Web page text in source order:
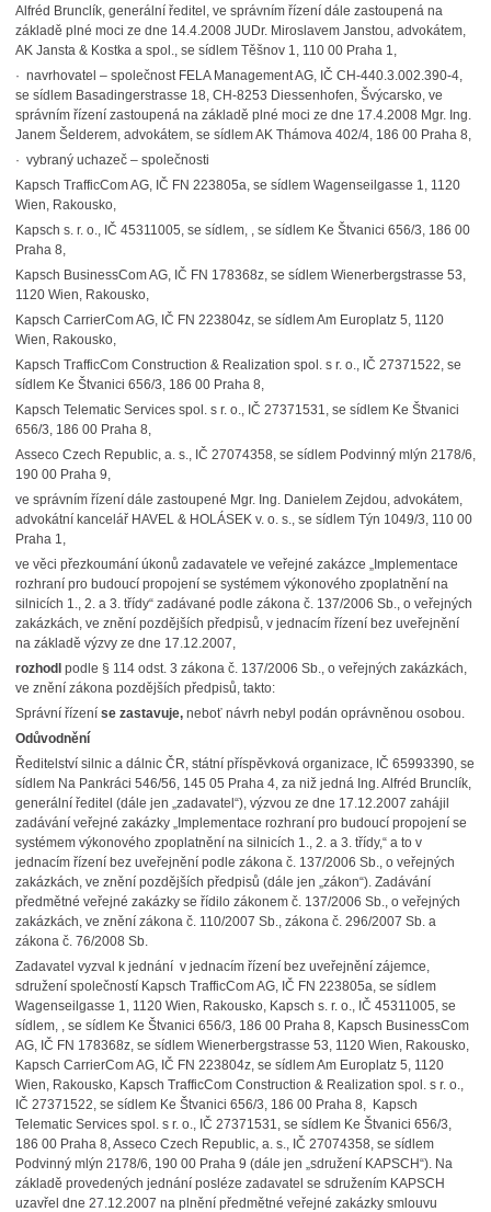
Alfréd Brunclík, generální ředitel, ve správním řízení dále zastoupená na
základě plné moci ze dne 14.4.2008 JUDr. Miroslavem Janstou, advokátem,
AK Jansta & Kostka a spol., se sídlem Těšnov 1, 110 00 Praha 1,
· navrhovatel – společnost FELA Management AG, IČ CH-440.3.002.390-4,
se sídlem Basadingerstrasse 18, CH-8253 Diessenhofen, Švýcarsko, ve
správním řízení zastoupená na základě plné moci ze dne 17.4.2008 Mgr. Ing.
Janem Šelderem, advokátem, se sídlem AK Thámova 402/4, 186 00 Praha 8,
· vybraný uchazeč – společnosti
Kapsch TrafficCom AG, IČ FN 223805a, se sídlem Wagenseilgasse 1, 1120
Wien, Rakousko,
Kapsch s. r. o., IČ 45311005, se sídlem, , se sídlem Ke Štvanici 656/3, 186 00
Praha 8,
Kapsch BusinessCom AG, IČ FN 178368z, se sídlem Wienerbergstrasse 53,
1120 Wien, Rakousko,
Kapsch CarrierCom AG, IČ FN 223804z, se sídlem Am Europlatz 5, 1120
Wien, Rakousko,
Kapsch TrafficCom Construction & Realization spol. s r. o., IČ 27371522, se
sídlem Ke Štvanici 656/3, 186 00 Praha 8,
Kapsch Telematic Services spol. s r. o., IČ 27371531, se sídlem Ke Štvanici
656/3, 186 00 Praha 8,
Asseco Czech Republic, a. s., IČ 27074358, se sídlem Podvinný mlýn 2178/6,
190 00 Praha 9,
ve správním řízení dále zastoupené Mgr. Ing. Danielem Zejdou, advokátem,
advokátní kancelář HAVEL & HOLÁSEK v. o. s., se sídlem Týn 1049/3, 110 00
Praha 1,
ve věci přezkoumání úkonů zadavatele ve veřejné zakázce „Implementace
rozhraní pro budoucí propojení se systémem výkonového zpoplatnění na
silnicích 1., 2. a 3. třídy“ zadávané podle zákona č. 137/2006 Sb., o veřejných
zakázkách, ve znění pozdějších předpisů, v jednacím řízení bez uveřejnění
na základě výzvy ze dne 17.12.2007,
rozhodl podle § 114 odst. 3 zákona č. 137/2006 Sb., o veřejných zakázkách,
ve znění zákona pozdějších předpisů, takto:
Správní řízení se zastavuje, neboť návrh nebyl podán oprávněnou osobou.
Odůvodnění
Ředitelství silnic a dálnic ČR, státní příspěvková organizace, IČ 65993390, se
sídlem Na Pankráci 546/56, 145 05 Praha 4, za niž jedná Ing. Alfréd Brunclík,
generální ředitel (dále jen „zadavatel“), výzvou ze dne 17.12.2007 zahájil
zadávání veřejné zakázky „Implementace rozhraní pro budoucí propojení se
systémem výkonového zpoplatnění na silnicích 1., 2. a 3. třídy,“ a to v
jednacím řízení bez uveřejnění podle zákona č. 137/2006 Sb., o veřejných
zakázkách, ve znění pozdějších předpisů (dále jen „zákon“). Zadávání
předmětné veřejné zakázky se řídilo zákonem č. 137/2006 Sb., o veřejných
zakázkách, ve znění zákona č. 110/2007 Sb., zákona č. 296/2007 Sb. a
zákona č. 76/2008 Sb.
Zadavatel vyzval k jednání v jednacím řízení bez uveřejnění zájemce,
sdružení společností Kapsch TrafficCom AG, IČ FN 223805a, se sídlem
Wagenseilgasse 1, 1120 Wien, Rakousko, Kapsch s. r. o., IČ 45311005, se
sídlem, , se sídlem Ke Štvanici 656/3, 186 00 Praha 8, Kapsch BusinessCom
AG, IČ FN 178368z, se sídlem Wienerbergstrasse 53, 1120 Wien, Rakousko,
Kapsch CarrierCom AG, IČ FN 223804z, se sídlem Am Europlatz 5, 1120
Wien, Rakousko, Kapsch TrafficCom Construction & Realization spol. s r. o.,
IČ 27371522, se sídlem Ke Štvanici 656/3, 186 00 Praha 8, Kapsch
Telematic Services spol. s r. o., IČ 27371531, se sídlem Ke Štvanici 656/3,
186 00 Praha 8, Asseco Czech Republic, a. s., IČ 27074358, se sídlem
Podvinný mlýn 2178/6, 190 00 Praha 9 (dále jen „sdružení KAPSCH“). Na
základě provedených jednání posléze zadavatel se sdružením KAPSCH
uzavřel dne 27.12.2007 na plnění předmětné veřejné zakázky smlouvu